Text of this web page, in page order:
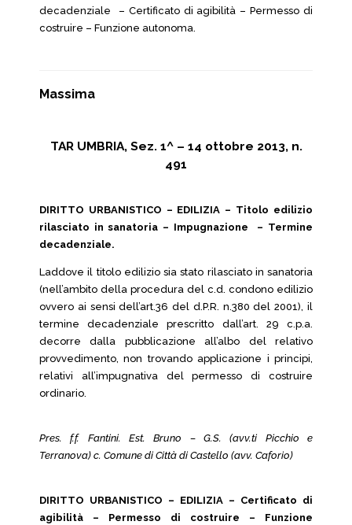
decadenziale – Certificato di agibilità – Permesso di
costruire – Funzione autonoma.
Massima
TAR UMBRIA, Sez. 1^ – 14 ottobre 2013, n.
491
DIRITTO URBANISTICO – EDILIZIA – Titolo edilizio
rilasciato in sanatoria – Impugnazione – Termine
decadenziale.
Laddove il titolo edilizio sia stato rilasciato in sanatoria
(nell’ambito della procedura del c.d. condono edilizio
ovvero ai sensi dell’art.36 del d.P.R. n.380 del 2001), il
termine decadenziale prescritto dall’art. 29 c.p.a.
decorre dalla pubblicazione all’albo del relativo
provvedimento, non trovando applicazione i principi,
relativi all’impugnativa del permesso di costruire
ordinario.
Pres. f.f. Fantini. Est. Bruno – G.S. (avv.ti Picchio e
Terranova) c. Comune di Città di Castello (avv. Caforio)
DIRITTO URBANISTICO – EDILIZIA – Certificato di
agibilità – Permesso di costruire – Funzione